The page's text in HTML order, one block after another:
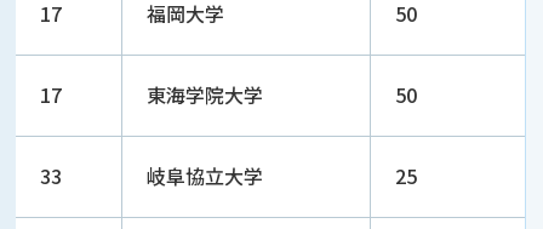
17 福岡大学 50
17 東海学院大学 50
33 岐阜協立大学 25